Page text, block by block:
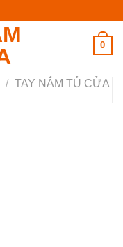
0
/ TAY NẮM TỦ CỬA